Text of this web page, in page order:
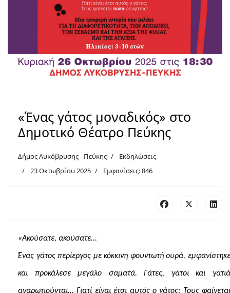
«Ένας γάτος μοναδικός» στο
Δημοτικό Θέατρο Πεύκης
Δήμος Λυκόβρυσης - Πεύκης
Εκδηλώσεις
23 Οκτωβρίου 2025
Εμφανίσεις: 846
«Ακούσατε, ακούσατε...
Ένας γάτος περίεργος με κόκκινη φουντωτή ουρά, εμφανίστηκε
και προκάλεσε μεγάλο σαματά. Γάτες, γάτοι και γατιά
αναρωτιούνται... Γιατί είναι έτσι αυτός ο γάτος; Τους φαίνεται